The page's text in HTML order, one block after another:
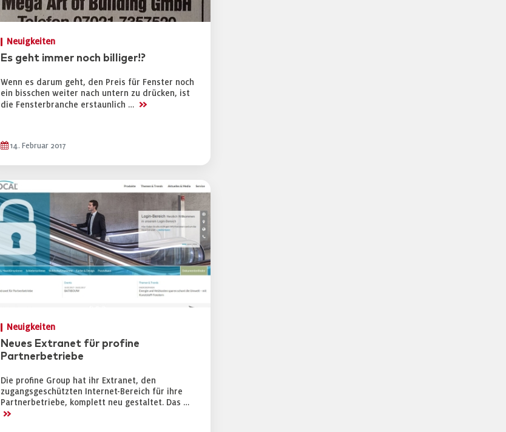
Neuigkeiten
Es geht immer noch billiger!?
Wenn es darum geht, den Preis für Fenster noch
ein bisschen weiter nach untern zu drücken, ist
die Fensterbranche erstaunlich … >>
14. Februar 2017
Neuigkeiten
Neues Extranet für profine
Partnerbetriebe
Die profine Group hat ihr Extranet, den
zugangsgeschützten Internet-Bereich für ihre
Partnerbetriebe, komplett neu gestaltet. Das …
>>